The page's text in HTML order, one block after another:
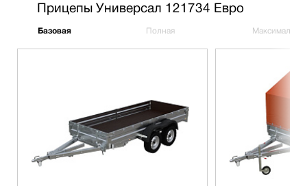
Прицепы Универсал 121734 Евро
Базовая Полная Максимальная